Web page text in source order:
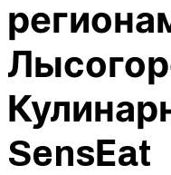
SensЕat